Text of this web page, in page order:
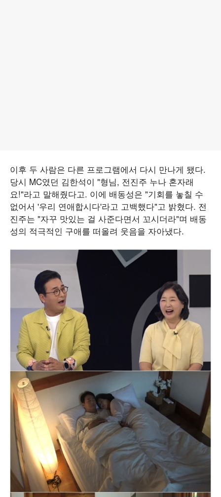
이후 두 사람은 다른 프로그램에서 다시 만나게 됐다.
당시 MC였던 김한석이 "형님, 전진주 누나 혼자래
요!"라고 말해줬다고. 이에 배동성은 "기회를 놓칠 수
없어서 '우리 연애합시다'라고 고백했다"고 밝혔다. 전
진주는 "자꾸 맛있는 걸 사준다면서 꼬시더라"며 배동
성의 적극적인 구애를 떠올려 웃음을 자아냈다.